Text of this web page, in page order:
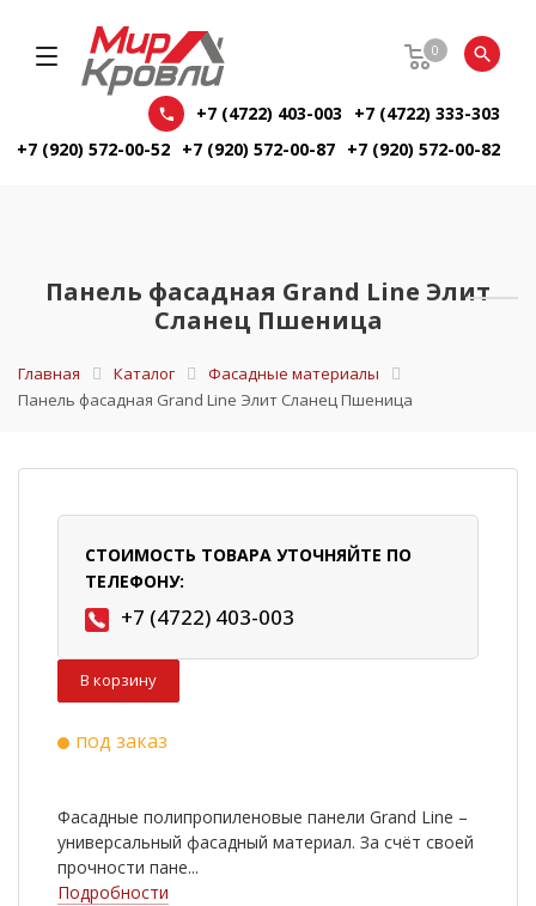
0
+7 (4722) 403-003
+7 (4722) 333-303
+7 (920) 572-00-52 +7 (920) 572-00-87 +7 (920) 572-00-82
Панель фасадная Grand Line Элит
Сланец Пшеница
Главная Каталог
Фасадные материалы
Панель фасадная Grand Line Элит Сланец Пшеница
СТОИМОСТЬ ТОВАРА УТОЧНЯЙТЕ ПО
ТЕЛЕФОНУ:
+7 (4722) 403-003
В корзину
под заказ
Фасадные полипропиленовые панели Grand Line –
универсальный фасадный материал. За счёт своей
прочности пане...
Подробности